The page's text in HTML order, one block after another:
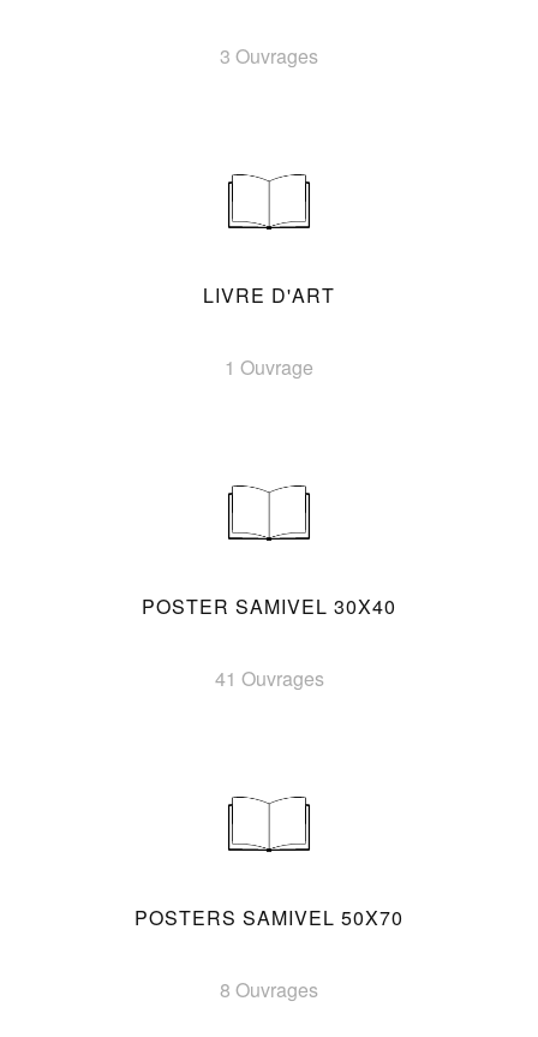
3 Ouvrages
LIVRE D'ART
1 Ouvrage
POSTER SAMIVEL 30X40
41 Ouvrages
POSTERS SAMIVEL 50X70
8 Ouvrages